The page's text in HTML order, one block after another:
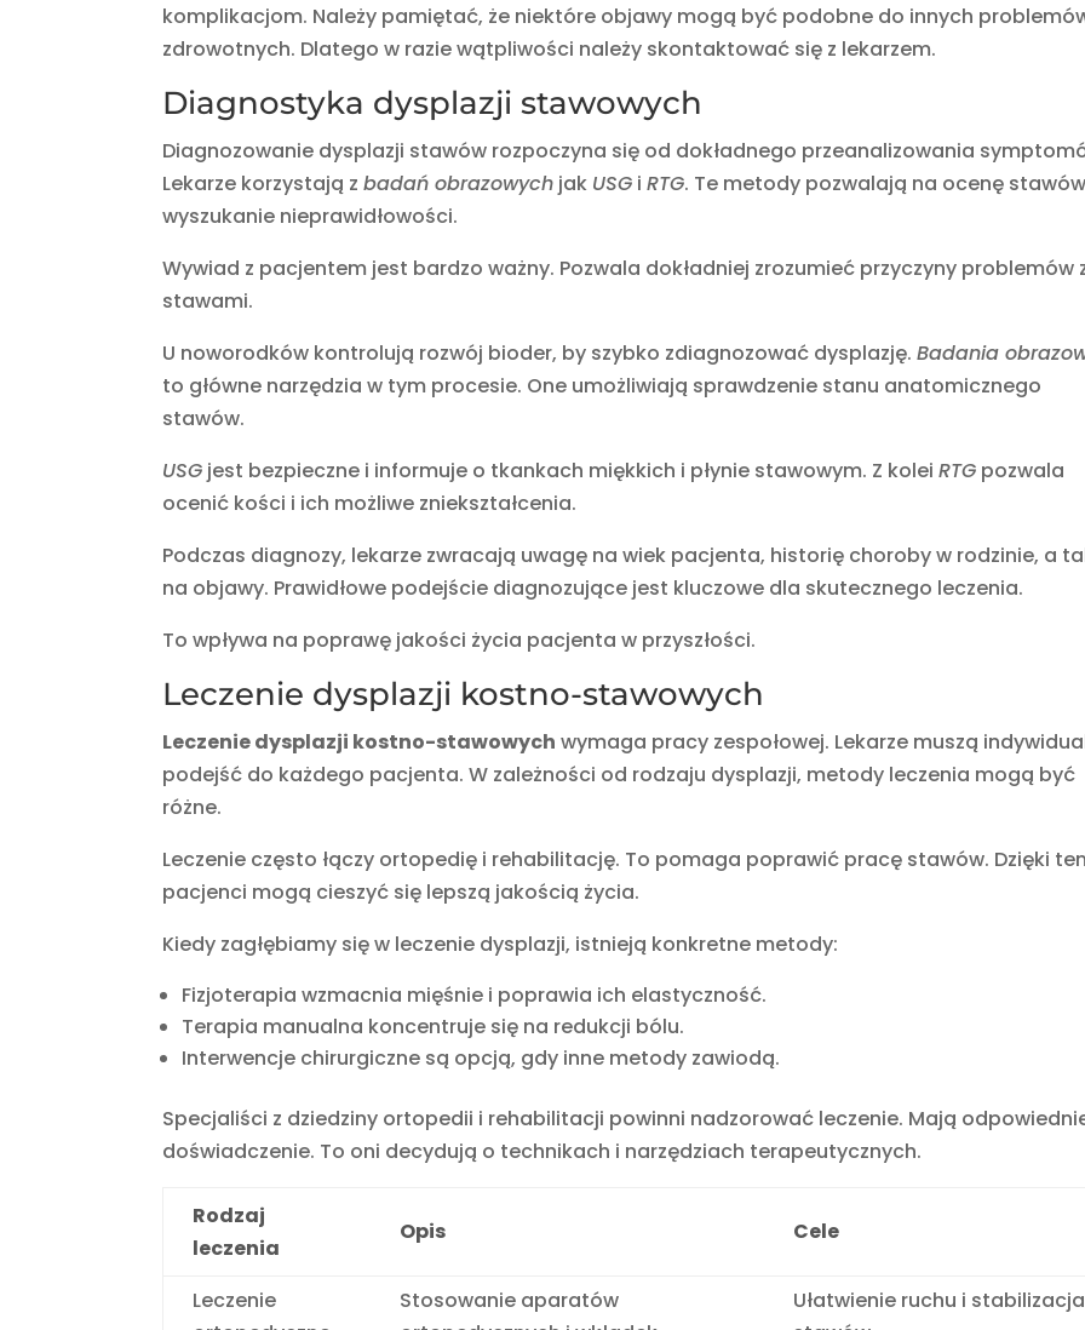
komplikacjom. Należy pamiętać, że niektóre objawy mogą być podobne do innych
zdrowotnych. Dlatego w razie wątpliwości należy skontaktować się z lekarzem.
Diagnostyka dysplazji stawowych
Diagnozowanie dysplazji stawów rozpoczyna się od dokładnego przeanalizowania
Lekarze korzystają zbadań obrazowych jak USG iRTG. Te metody pozwalają na ocenę
wyszukanie nieprawidłowości.
Wywiad z pacjentem jest bardzo ważny. Pozwala dokładniej zrozumieć przyczyny problemów
stawami.
U noworodków kontrolują rozwój bioder, by szybko zdiagnozować dysplazję.Badania
to główne narzędzia w tym procesie. One umożliwiają sprawdzenie stanu anatomicznego
stawów.
USG jest bezpieczne i informuje o tkankach miękkich i płynie stawowym. Z koleiRTG pozwala
ocenić kości i ich możliwe zniekształcenia.
Podczas diagnozy, lekarze zwracają uwagę na wiek pacjenta, historię choroby w rodzinie, a
na objawy. Prawidłowe podejście diagnozujące jest kluczowe dla skutecznego leczenia.
To wpływa na poprawę jakości życia pacjenta w przyszłości.
Leczenie dysplazji kostno-stawowych
Leczenie dysplazji kostno-stawowych wymaga pracy zespołowej. Lekarze muszą
podejść do każdego pacjenta. W zależności od rodzaju dysplazji, metody leczenia mogą być
różne.
Leczenie często łączy ortopedię i rehabilitację. To pomaga poprawić pracę stawów. Dzięki
pacjenci mogą cieszyć się lepszą jakością życia.
Kiedy zagłębiamy się w leczenie dysplazji, istnieją konkretne metody:
Fizjoterapia wzmacnia mięśnie i poprawia ich elastyczność.
Terapia manualna koncentruje się na redukcji bólu.
Interwencje chirurgiczne są opcją, gdy inne metody zawiodą.
Specjaliści z dziedziny ortopedii i rehabilitacji powinni nadzorować leczenie. Mają
doświadczenie. To oni decydują o technikach i narzędziach terapeutycznych.
Rodzaj
leczenia
Opis Cele
Leczenie
Stosowanie aparatów
Ułatwienie ruchu i stabilizacja